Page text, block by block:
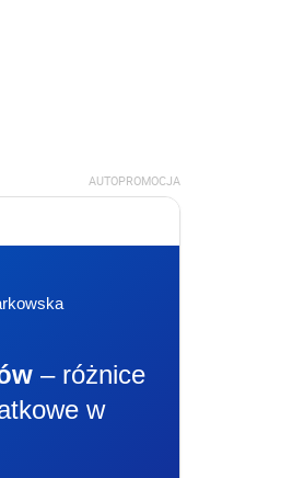
AUTOPROMOCJA
– różnice
w